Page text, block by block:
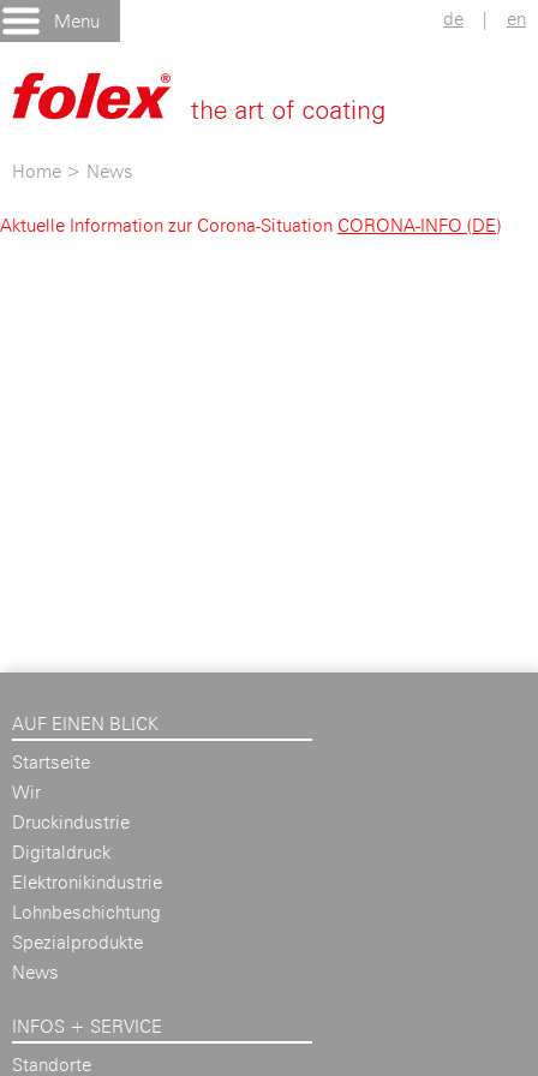
Menu de | en
Home > News
Aktuelle Information zur Corona-Situation CORONA-INFO (DE)
AUF EINEN BLICK
Startseite
Wir
Druckindustrie
Digitaldruck
Elektronikindustrie
Lohnbeschichtung
Spezialprodukte
News
INFOS + SERVICE
Standorte